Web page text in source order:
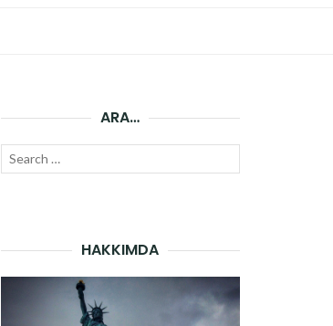
ARA…
Search
HAKKIMDA